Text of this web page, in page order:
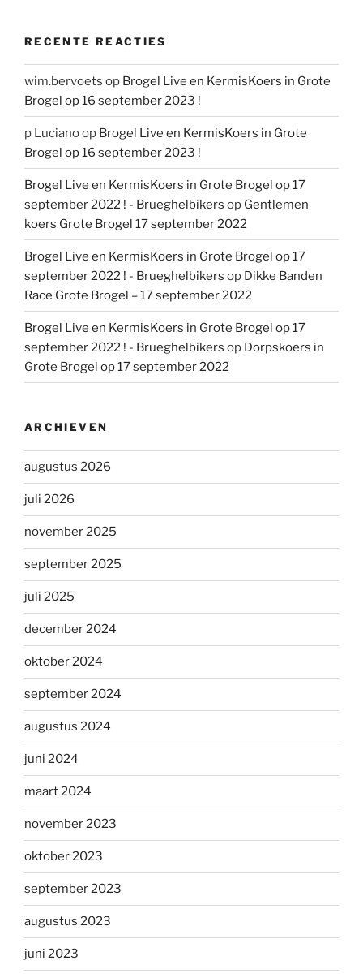
RECENTE REACTIES
wim.bervoets op Brogel Live en KermisKoers in Grote
Brogel op 16 september 2023 !
p Lucianoop Brogel Live en KermisKoers in Grote
Brogel op 16 september 2023 !
Brogel Live en KermisKoers in Grote Brogel op 17
september 2022 ! - Brueghelbikers op Gentlemen
koers Grote Brogel 17 september 2022
Brogel Live en KermisKoers in Grote Brogel op 17
september 2022 ! - Brueghelbikers op Dikke Banden
Race Grote Brogel – 17 september 2022
Brogel Live en KermisKoers in Grote Brogel op 17
september 2022 ! - Brueghelbikers op Dorpskoers in
Grote Brogel op 17 september 2022
ARCHIEVEN
augustus 2026
juli 2026
november 2025
september 2025
juli 2025
december 2024
oktober 2024
september 2024
augustus 2024
juni 2024
maart 2024
november 2023
oktober 2023
september 2023
augustus 2023
juni 2023